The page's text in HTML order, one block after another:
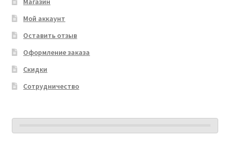
Мой аккаунт
Оставить отзыв
Оформление заказа
Скидки
Сотрудничество